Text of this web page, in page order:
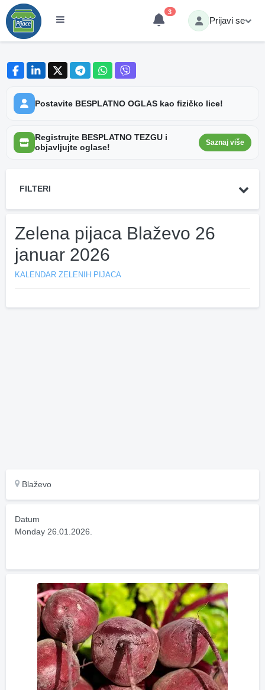
3
Prijavi se
Postavite BESPLATNO OGLAS kao fizičko lice!
Registrujte BESPLATNO TEZGU i
objavljujte oglase!
Saznaj više
FILTERI
Zelena pijaca Blaževo 26
januar 2026
KALENDAR ZELENIH PIJACA
Blaževo
Datum
Monday 26.01.2026.